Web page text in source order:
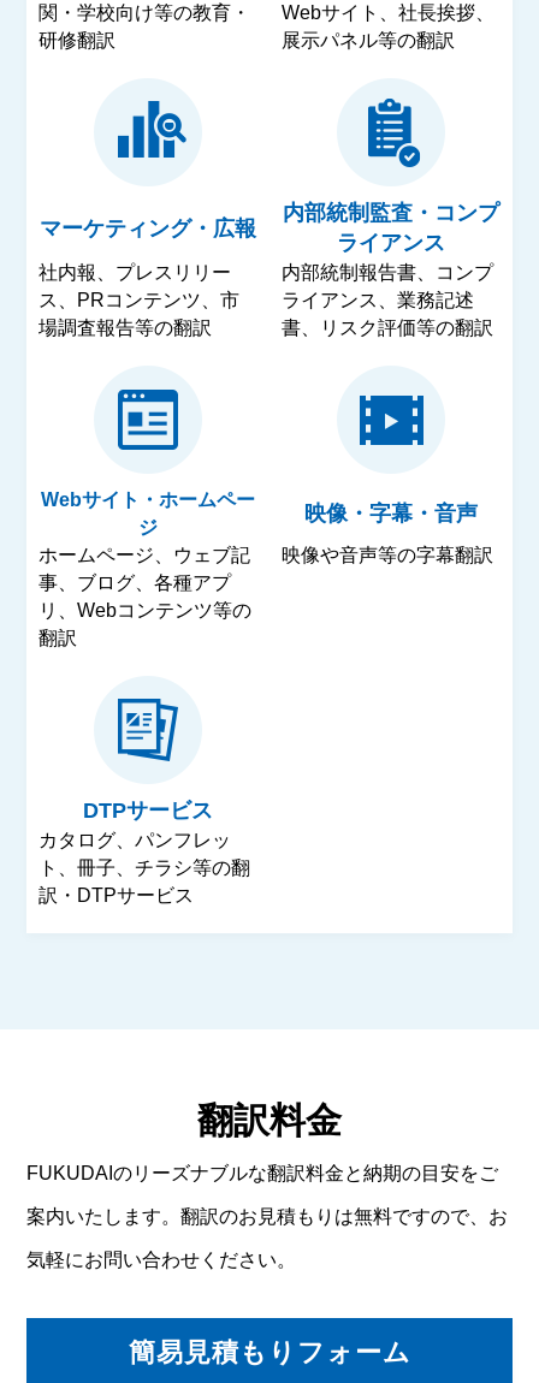
関・学校向け等の教育・
研修翻訳
Webサイト、社長挨拶、
展示パネル等の翻訳
マーケティング・広報
社内報、プレスリリー
ス、PRコンテンツ、市
場調査報告等の翻訳
内部統制監査・コンプ
ライアンス
内部統制報告書、コンプ
ライアンス、業務記述
書、リスク評価等の翻訳
Webサイト・ホームペー
ジ
ホームページ、ウェブ記
事、ブログ、各種アプ
リ、Webコンテンツ等の
翻訳
映像・字幕・音声
映像や音声等の字幕翻訳
DTPサービス
カタログ、パンフレッ
ト、冊子、チラシ等の翻
訳・DTPサービス
翻訳料金
FUKUDAIのリーズナブルな翻訳料金と納期の目安をご
案内いたします。翻訳のお見積もりは無料ですので、お
気軽にお問い合わせください。
簡易見積もりフォーム